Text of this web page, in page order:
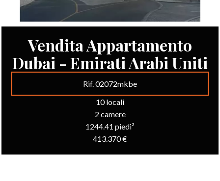
Vendita Appartamento
Dubai - Emirati Arabi Uniti
Rif. 02072mkbe
10 locali
2 camere
1244.41 piedi²
413.370 €